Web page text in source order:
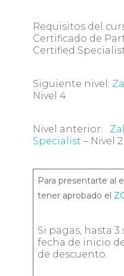
Requisitos del
Certificado de
Certified
Siguiente nivel:
Nivel 4
Nivel anterior:
Specialist – Nivel 2
Para presentarte al
tener aprobado el
Si pagas, hasta
fecha de inicio
de descuento.